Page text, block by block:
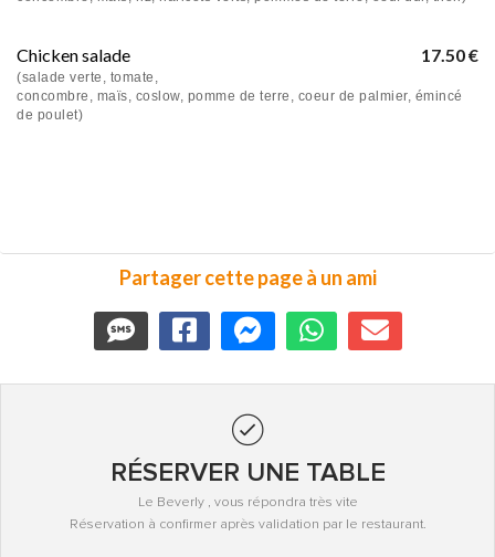
17.50 €
Chicken salade
(salade verte, tomate,
concombre, maïs, coslow, pomme de terre, coeur de palmier, émincé
de poulet)
Partager cette page à un ami
RÉSERVER UNE TABLE
Le Beverly , vous répondra très vite
Réservation à confirmer après validation par le restaurant.